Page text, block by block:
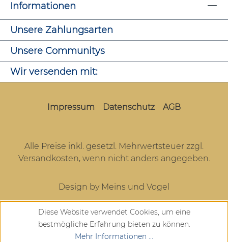
Informationen
Unsere Zahlungsarten
Unsere Communitys
Wir versenden mit:
Impressum Datenschutz AGB
Alle Preise inkl. gesetzl. Mehrwertsteuer zzgl.
Versandkosten, wenn nicht anders angegeben.
Design by Meins und Vogel
Diese Website verwendet Cookies, um eine
bestmögliche Erfahrung bieten zu können.
Mehr Informationen ...